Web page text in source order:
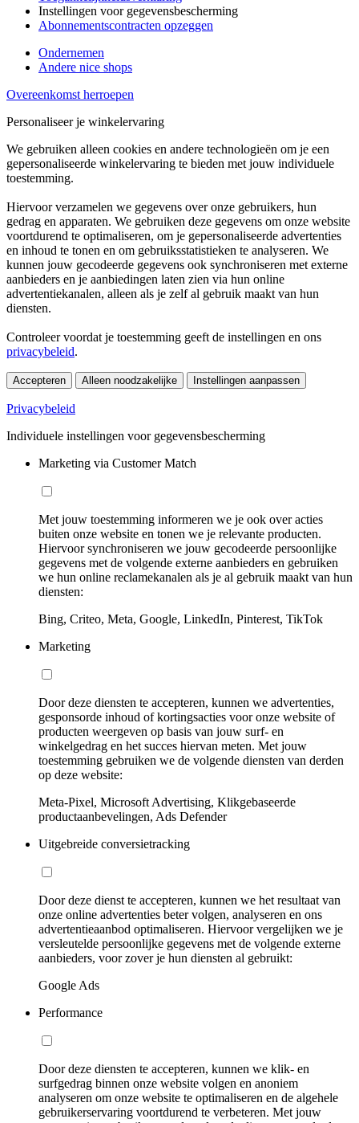
Instellingen voor gegevensbescherming
Abonnementscontracten opzeggen
Ondernemen
Andere nice shops
Overeenkomst herroepen
Personaliseer je winkelervaring
We gebruiken alleen cookies en andere technologieën om je een
gepersonaliseerde winkelervaring te bieden met jouw individuele
toestemming.
Hiervoor verzamelen we gegevens over onze gebruikers, hun
gedrag en apparaten. We gebruiken deze gegevens om onze website
voortdurend te optimaliseren, om je gepersonaliseerde advertenties
en inhoud te tonen en om gebruiksstatistieken te analyseren. We
kunnen jouw gecodeerde gegevens ook synchroniseren met externe
aanbieders en je aanbiedingen laten zien via hun online
advertentiekanalen, alleen als je zelf al gebruik maakt van hun
diensten.
Controleer voordat je toestemming geeft de instellingen en ons
privacybeleid.
Accepteren Alleen noodzakelijke Instellingen aanpassen
Privacybeleid
Individuele instellingen voor gegevensbescherming
Marketing via Customer Match
Met jouw toestemming informeren we je ook over acties
buiten onze website en tonen we je relevante producten.
Hiervoor synchroniseren we jouw gecodeerde persoonlijke
gegevens met de volgende externe aanbieders en gebruiken
we hun online reclamekanalen als je al gebruik maakt van hun
diensten:
Bing, Criteo, Meta, Google, LinkedIn, Pinterest, TikTok
Marketing
Door deze diensten te accepteren, kunnen we advertenties,
gesponsorde inhoud of kortingsacties voor onze website of
producten weergeven op basis van jouw surf- en
winkelgedrag en het succes hiervan meten. Met jouw
toestemming gebruiken we de volgende diensten van derden
op deze website:
Meta-Pixel, Microsoft Advertising, Klikgebaseerde
productaanbevelingen, Ads Defender
Uitgebreide conversietracking
Door deze dienst te accepteren, kunnen we het resultaat van
onze online advertenties beter volgen, analyseren en ons
advertentieaanbod optimaliseren. Hiervoor vergelijken we je
versleutelde persoonlijke gegevens met de volgende externe
aanbieders, voor zover je hun diensten al gebruikt:
Google Ads
Performance
Door deze diensten te accepteren, kunnen we klik- en
surfgedrag binnen onze website volgen en anoniem
analyseren om onze website te optimaliseren en de algehele
gebruikerservaring voortdurend te verbeteren. Met jouw